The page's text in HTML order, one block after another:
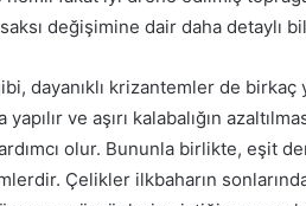
saksı değişimine dair daha detaylı
dayanıklı krizantemler de
ve aşırı kalabalığın
olur. Bununla birlikte, eşit
Çelikler ilkbaharın